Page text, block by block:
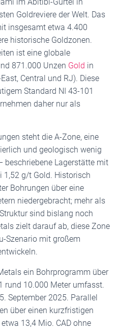
Goldreviere der Welt. Das
insgesamt etwa 4.400
historische Goldzonen.
ist eine globale
871.000 Unzen Gold in
Central und RJ). Diese
Standard NI 43-101
daher nur als
steht die A-Zone, eine
und geologisch wenig
beschriebene Lagerstätte mit
1,52 g/t Gold. Historisch
Bohrungen über eine
niedergebracht; mehr als
sind bislang noch
zielt darauf ab, diese Zone
Szenario mit großem
ein Bohrprogramm über
rund 10.000 Meter umfasst.
September 2025. Parallel
über einen kurzfristigen
13,4 Mio. CAD ohne